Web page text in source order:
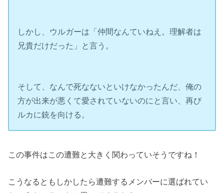
しかし、ウルガーは「仲間なんていねえ。理解者は
兄貴だけだった」と言う。
そして、なんで死なないといけなかったんだ、俺の
方が出来が悪くて愛されていないのにと言い、再び
ルカに銃を向ける。
この事件はこの遭難と大きく関わっていそうですね！
こうなるともしかしたら遭難するメンバーに選ばれてい